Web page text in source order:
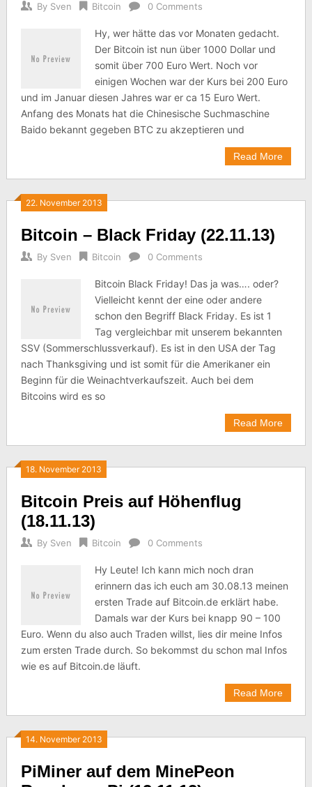
By Sven Bitcoin 0 Comments
Hy, wer hätte das vor Monaten gedacht.
Der Bitcoin ist nun über 1000 Dollar und
somit über 700 Euro Wert. Noch vor
einigen Wochen war der Kurs bei 200 Euro
und im Januar diesen Jahres war er ca 15 Euro Wert.
Anfang des Monats hat die Chinesische Suchmaschine
Baido bekannt gegeben BTC zu akzeptieren und
Read More
22. November 2013
Bitcoin – Black Friday (22.11.13)
By Sven Bitcoin 0 Comments
Bitcoin Black Friday! Das ja was…. oder?
Vielleicht kennt der eine oder andere
schon den Begriff Black Friday. Es ist 1
Tag vergleichbar mit unserem bekannten
SSV (Sommerschlussverkauf). Es ist in den USA der Tag
nach Thanksgiving und ist somit für die Amerikaner ein
Beginn für die Weinachtverkaufszeit. Auch bei dem
Bitcoins wird es so
Read More
18. November 2013
Bitcoin Preis auf Höhenflug
(18.11.13)
By Sven Bitcoin 0 Comments
Hy Leute! Ich kann mich noch dran
erinnern das ich euch am 30.08.13 meinen
ersten Trade auf Bitcoin.de erklärt habe.
Damals war der Kurs bei knapp 90 – 100
Euro. Wenn du also auch Traden willst, lies dir meine Infos
zum ersten Trade durch. So bekommst du schon mal Infos
wie es auf Bitcoin.de läuft.
Read More
14. November 2013
PiMiner auf dem MinePeon